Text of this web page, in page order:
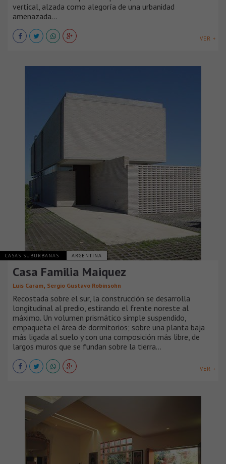
vertical, alzada como alegoría de una urbanidad
amenazada...
VER +
CASAS SUBURBANAS ARGENTINA
Casa Familia Maiquez
Luis Caram, Sergio Gustavo Robinsohn
Recostada sobre el sur, la construcción se desarrolla
longitudinal al predio, estirando el frente noreste al
máximo. Un volumen prismático simple suspendido,
empaqueta el área de dormitorios; sobre una planta baja
más ligada al suelo y con una composición más libre, de
largos muros que se fundan sobre la tierra...
VER +